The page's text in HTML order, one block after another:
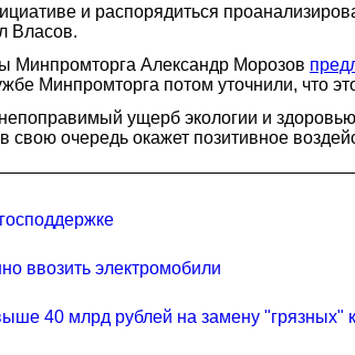
и распорядиться
Власов.
Минпромторга Александр Морозов
Минпромторга потом уточнили, что
ущерб экологии и
свою очередь окажет позитивное
ввозить электромобили
40 млрд рублей на замену "грязных"